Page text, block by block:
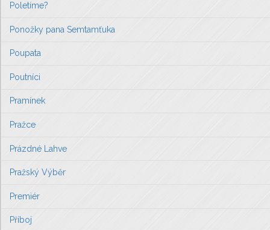
Poletíme?
Ponožky pana Semtamťuka
Poupata
Poutníci
Pramínek
Pražce
Prázdné Lahve
Pražský Výběr
Premiér
Příboj